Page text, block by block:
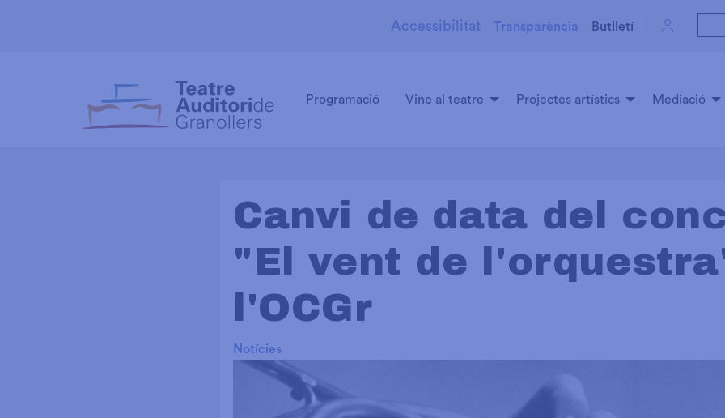
Butlletí
Transparència
Accessibilitat
Programació Vine al teatre Projectes artístics Mediació
Canvi de data del
"El vent de
l'OCGr
Notícies